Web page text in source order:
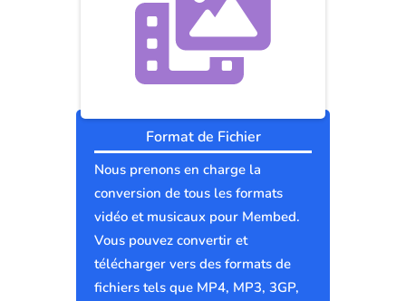
Format de Fichier
Nous prenons en charge la
conversion de tous les formats
vidéo et musicaux pour Membed.
Vous pouvez convertir et
télécharger vers des formats de
fichiers tels que MP4, MP3, 3GP,